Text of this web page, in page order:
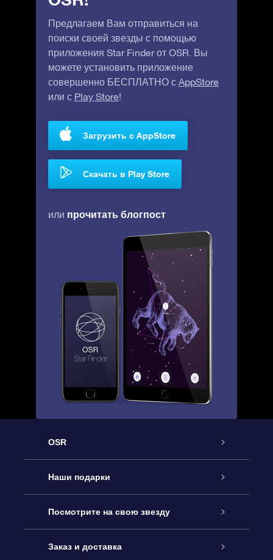
Предлагаем Вам отправиться на
поиски своей звезды с помощью
приложения Star Finder от OSR. Вы
можете установить приложение
совершенно БЕСПЛАТНО с AppStore
или с Play Store!
Загрузить с AppStore
Скачать в Play Store
или прочитать блогпост
OSR
Обслуживание
Как с нами связаться
Блог
Наши подарки
Онлайн подарок Online Star Gift
Подарочный набор OSR
Посмотрите на свою звезду
Звездный реестр
Заказ и доставка